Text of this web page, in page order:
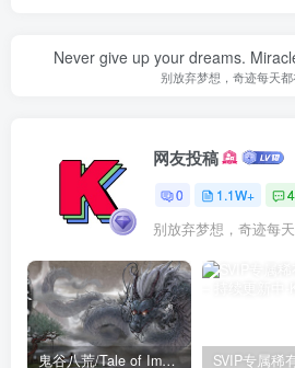
Never give up your dreams.
别放弃梦想，奇迹每天
网友投稿
0 1.1W+
别放弃梦想，奇迹每
鬼谷八荒/Tale of Immortal v1.2.105.259|角色扮演|容量27.4GB|免安装绿色中文版